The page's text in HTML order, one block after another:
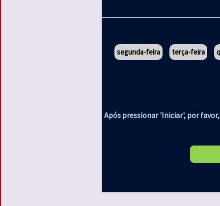
segunda-feira terça-feira
Após pressionar 'Iniciar', por